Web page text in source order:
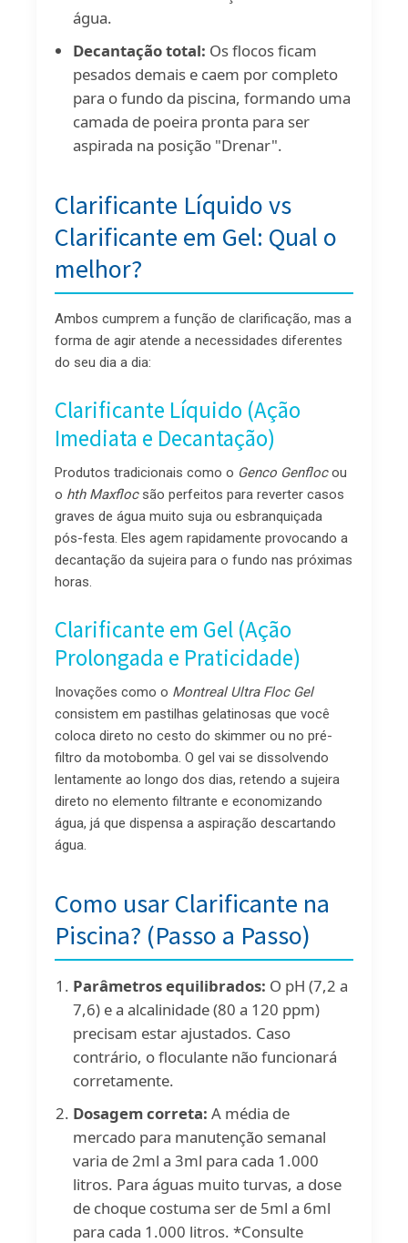
água.
Decantação total: Os flocos ficam
pesados demais e caem por completo
para o fundo da piscina, formando uma
camada de poeira pronta para ser
aspirada na posição "Drenar".
Clarificante Líquido vs
Clarificante em Gel: Qual o
melhor?
Ambos cumprem a função de clarificação, mas a
forma de agir atende a necessidades diferentes
do seu dia a dia:
Clarificante Líquido (Ação
Imediata e Decantação)
Produtos tradicionais como o Genco Genflocou
o hth Maxflocsão perfeitos para reverter casos
graves de água muito suja ou esbranquiçada
pós-festa. Eles agem rapidamente provocando a
decantação da sujeira para o fundo nas próximas
horas.
Clarificante em Gel (Ação
Prolongada e Praticidade)
Inovações como o Montreal Ultra Floc Gel
consistem em pastilhas gelatinosas que você
coloca direto no cesto do skimmer ou no pré-
filtro da motobomba. O gel vai se dissolvendo
lentamente ao longo dos dias, retendo a sujeira
direto no elemento filtrante e economizando
água, já que dispensa a aspiração descartando
água.
Como usar Clarificante na
Piscina? (Passo a Passo)
Parâmetros equilibrados: O pH (7,2 a
7,6) e a alcalinidade (80 a 120 ppm)
precisam estar ajustados. Caso
contrário, o floculante não funcionará
corretamente.
Dosagem correta: A média de
mercado para manutenção semanal
varia de 2ml a 3ml para cada 1.000
litros. Para águas muito turvas, a dose
de choque costuma ser de 5ml a 6ml
para cada 1.000 litros. *Consulte